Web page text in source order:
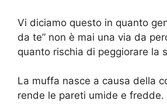
Vi diciamo questo in quanto
da te” non è mai una via da
quanto rischia di peggiorare la
La muffa nasce a causa della
rende le pareti umide e fredde.